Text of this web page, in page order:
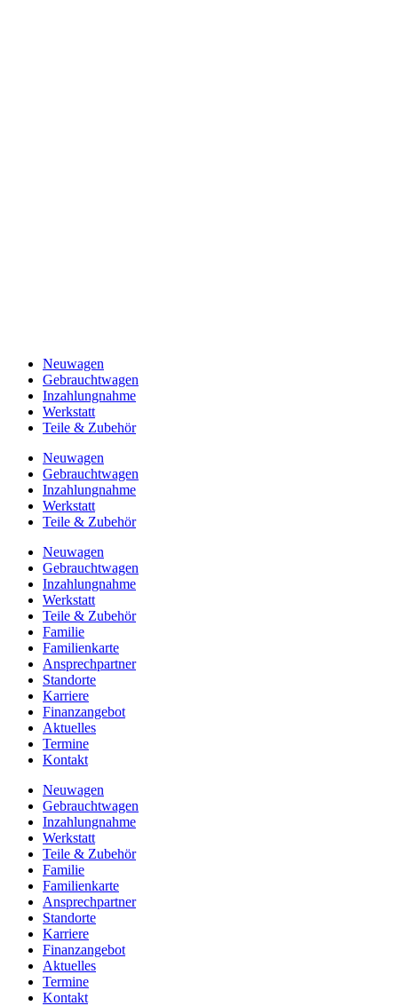
Neuwagen
Gebrauchtwagen
Inzahlungnahme
Werkstatt
Teile & Zubehör
Neuwagen
Gebrauchtwagen
Inzahlungnahme
Werkstatt
Teile & Zubehör
Neuwagen
Gebrauchtwagen
Inzahlungnahme
Werkstatt
Teile & Zubehör
Familie
Familienkarte
Ansprechpartner
Standorte
Karriere
Finanzangebot
Aktuelles
Termine
Kontakt
Neuwagen
Gebrauchtwagen
Inzahlungnahme
Werkstatt
Teile & Zubehör
Familie
Familienkarte
Ansprechpartner
Standorte
Karriere
Finanzangebot
Aktuelles
Termine
Kontakt